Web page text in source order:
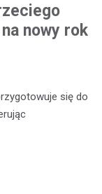
nowy rok
się do